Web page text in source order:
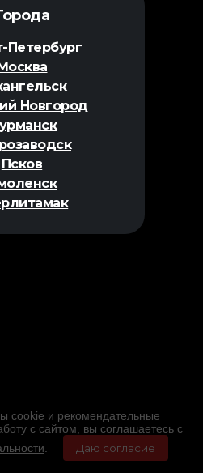
Петербург
Новгород
Псков
cookie и рекомендательные
с сайтом, вы соглашаетесь с
Даю согласие